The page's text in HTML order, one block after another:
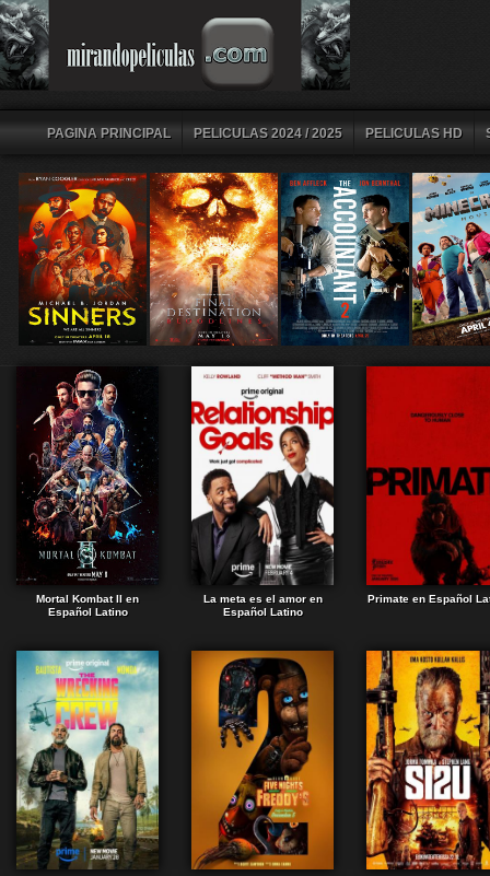
PAGINA PRINCIPAL PELICULAS 2024 / 2025 PELICULAS HD
Mortal Kombat II en
Español Latino
La meta es el amor en
Español Latino
Primate en Español